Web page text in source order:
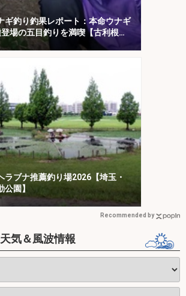
ギ釣り釣果レポート：本命ウナギ
場の五目釣りを満喫【古利根
】
ラブナ推薦釣り場2026【埼玉・
公園】
Recommended by
気＆風波情報